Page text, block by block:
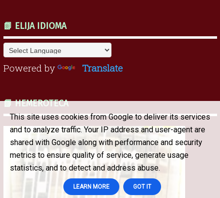
📗 ELIJA IDIOMA
Powered by Translate
📗 HEMEROTECA
This site uses cookies from Google to deliver its services
and to analyze traffic. Your IP address and user-agent are
shared with Google along with performance and security
metrics to ensure quality of service, generate usage
statistics, and to detect and address abuse.
LEARN MORE GOT IT